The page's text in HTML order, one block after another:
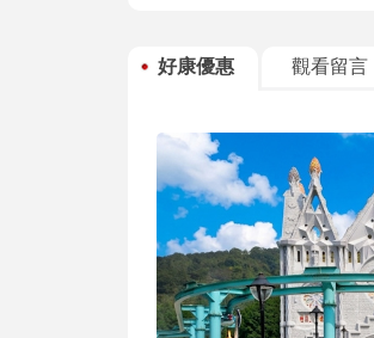
好康優惠 觀看留言